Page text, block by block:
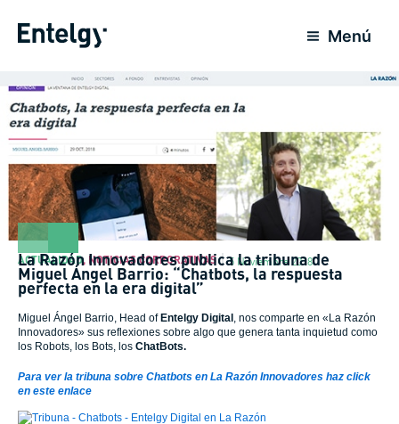
Menú
ACTUALIDAD, NOTICIAS CORPORATIVAS 5 Noviembre 2018
La Razón Innovadores publica la tribuna de
Miguel Ángel Barrio: “Chatbots, la respuesta
perfecta en la era digital”
Miguel Ángel Barrio, Head of Entelgy Digital , nos comparte en «La Razón
Innovadores» sus reflexiones sobre algo que genera tanta inquietud como
los Robots, los Bots, los ChatBots.
Para ver la tribuna sobre Chatbots en La Razón Innovadores haz click
en este enlace